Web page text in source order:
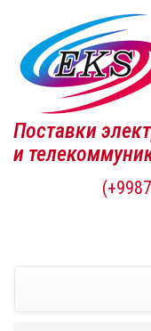
Поставки
и